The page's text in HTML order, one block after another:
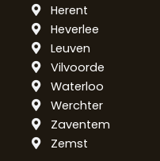
Herent
Heverlee
Leuven
Vilvoorde
Waterloo
Werchter
Zaventem
Zemst